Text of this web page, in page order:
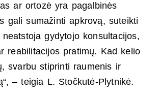
ar ortozė yra pagalbinės
gali sumažinti apkrovą, suteikti
gydytojo konsultacijos,
reabilitacijos pratimų. Kad kelio
svarbu stiprinti raumenis ir
– teigia L. Stočkutė-Plytnikė.